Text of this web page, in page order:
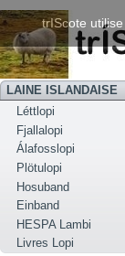
LAINE ISLANDAISE
Léttlopi
Fjallalopi
Álafosslopi
Plötulopi
Hosuband
Einband
HESPA Lambi
Livres Lopi
trIScote